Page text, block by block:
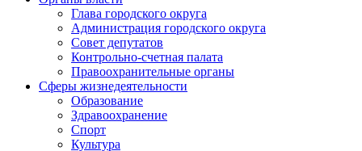
Глава городского округа
Администрация городcкого округа
Совет депутатов
Контрольно-счетная палата
Правоохранительные органы
Сферы жизнедеятельности
Образование
Здравоохранение
Спорт
Культура